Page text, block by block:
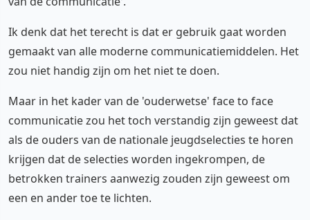
Ik denk dat het terecht is dat er gebruik gaat worden
gemaakt van alle moderne communicatiemiddelen. Het
zou niet handig zijn om het niet te doen.
Maar in het kader van de 'ouderwetse' face to face
communicatie zou het toch verstandig zijn geweest dat
als de ouders van de nationale jeugdselecties te horen
krijgen dat de selecties worden ingekrompen, de
betrokken trainers aanwezig zouden zijn geweest om
een en ander toe te lichten.